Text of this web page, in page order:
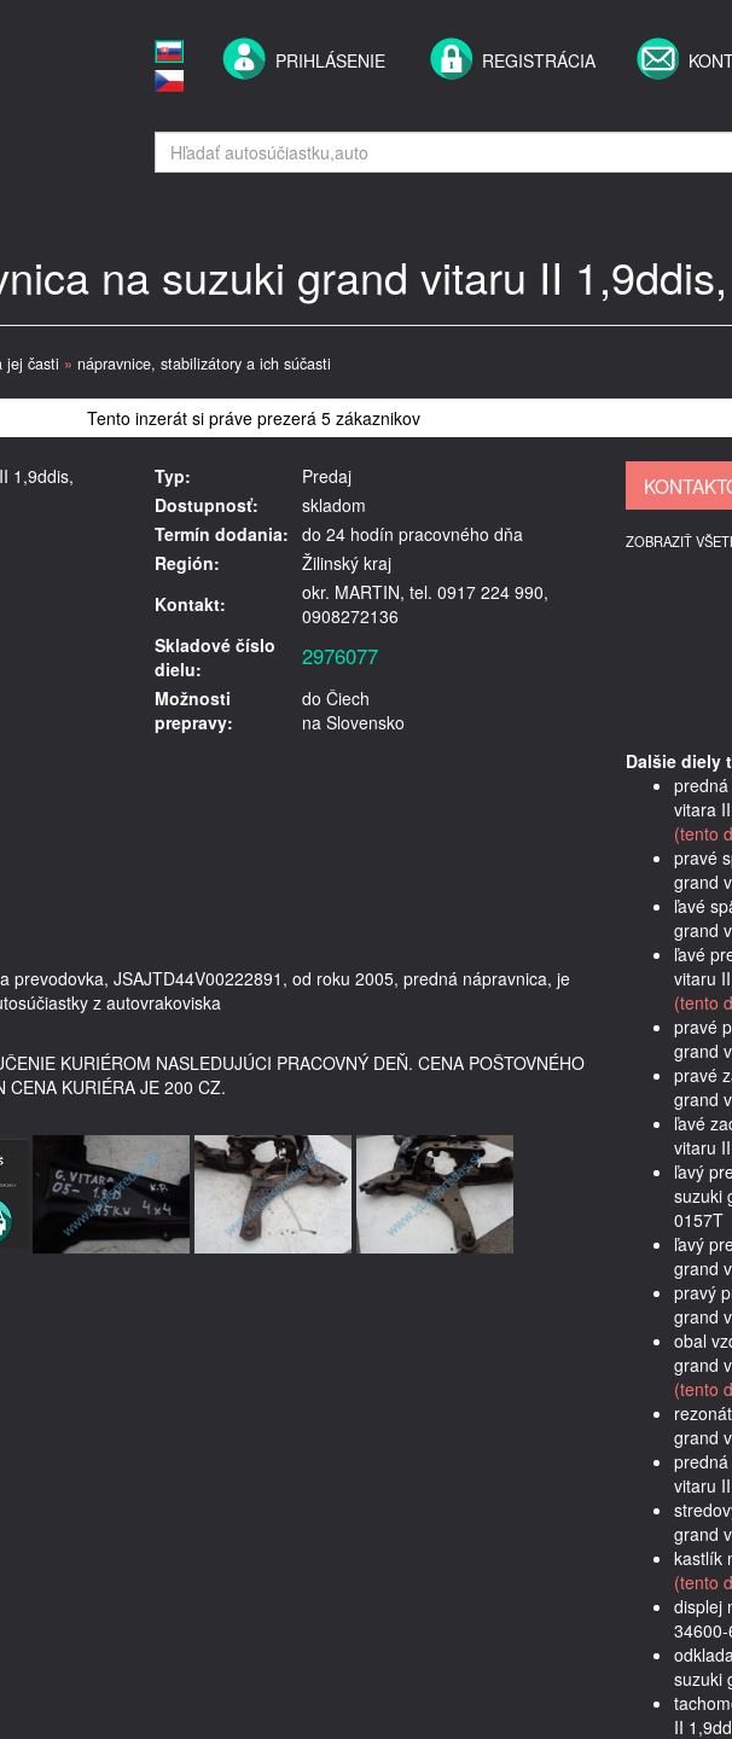
PRIHLÁSENIE REGISTRÁCIA
na suzuki grand vitaru II 1,9ddis,
jej časti » nápravnice, stabilizátory a ich súčasti
Tento inzerát si práve prezerá 5 zákaznikov
1,9ddis,
Typ:
Predaj
Dostupnosť:
skladom
Termín dodania: do 24 hodín pracovného dňa
Región:
Žilinský kraj
Kontakt:
okr. MARTIN, tel. 0917 224 990,
0908272136
Skladové číslo
dielu:
2976077
Možnosti
prepravy:
do Čiech
na Slovensko
ZOBRAZIŤ
prevodovka, JSAJTD44V00222891, od roku 2005, predná nápravnica, je
KURIÉROM NASLEDUJÚCI PRACOVNÝ DEŇ. CENA POŠTOVNÉHO
CENA KURIÉRA JE 200 CZ.
Dalšie diely
vitara
(tento
pravé
grand
ľavé
grand
ľavé
vitaru
(tento
pravé
grand
pravé
grand
ľavé
vitaru
ľavý
suzuki
0157T
ľavý
grand
pravý
grand
obal
grand
(tento
grand
vitaru
grand
kastlík
(tento
displej
suzuki
II